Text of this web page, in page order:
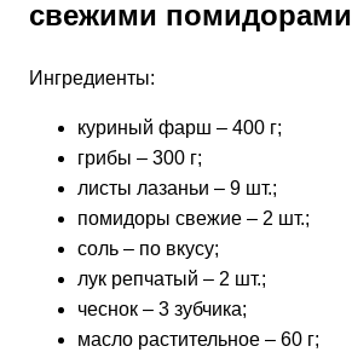
свежими помидорами
Ингредиенты:
куриный фарш – 400 г;
грибы – 300 г;
листы лазаньи – 9 шт.;
помидоры свежие – 2 шт.;
соль – по вкусу;
лук репчатый – 2 шт.;
чеснок – 3 зубчика;
масло растительное – 60 г;